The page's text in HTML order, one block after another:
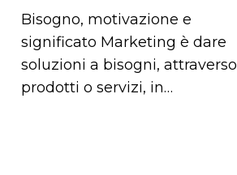
Bisogno, motivazione e
significato Marketing è dare
soluzioni a bisogni, attraverso
prodotti o servizi, in…